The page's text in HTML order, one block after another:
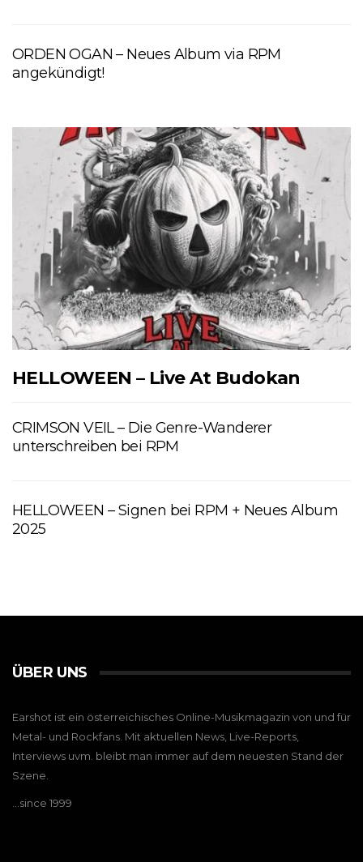
ORDEN OGAN – Neues Album via RPM
angekündigt!
HELLOWEEN – Live At Budokan
CRIMSON VEIL – Die Genre-Wanderer
unterschreiben bei RPM
HELLOWEEN – Signen bei RPM + Neues Album
2025
ÜBER UNS
Earshot ist ein österreichisches Online-Musikmagazin von und für
Metal- und Rockfans. Mit aktuellen News, Live-Reports,
Interviews uvm. bleibt man immer auf dem neuesten Stand der
Szene.
…since 1999